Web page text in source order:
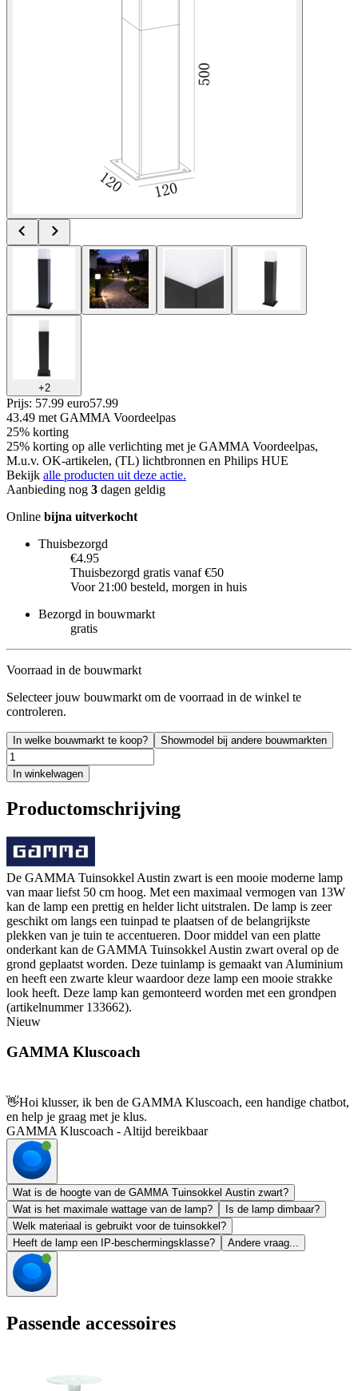
+2
Prijs: 57.99 euro57.99
43.49 met GAMMA Voordeelpas
25% korting
25% korting op alle verlichting met je GAMMA Voordeelpas,
M.u.v. OK-artikelen, (TL) lichtbronnen en Philips HUE
Bekijk alle producten uit deze actie.
Aanbieding nog 3 dagen geldig
Online bijna uitverkocht
Thuisbezorgd
€4.95
Thuisbezorgd gratis vanaf €50
Voor 21:00 besteld, morgen in huis
Bezorgd in bouwmarkt
gratis
Voorraad in de bouwmarkt
Selecteer jouw bouwmarkt om de voorraad in de winkel te
controleren.
In welke bouwmarkt te koop? Showmodel bij andere bouwmarkten
In winkelwagen
Productomschrijving
De GAMMA Tuinsokkel Austin zwart is een mooie moderne lamp
van maar liefst 50 cm hoog. Met een maximaal vermogen van 13W
kan de lamp een prettig en helder licht uitstralen. De lamp is zeer
geschikt om langs een tuinpad te plaatsen of de belangrijkste
plekken van je tuin te accentueren. Door middel van een platte
onderkant kan de GAMMA Tuinsokkel Austin zwart overal op de
grond geplaatst worden. Deze tuinlamp is gemaakt van Aluminium
en heeft een zwarte kleur waardoor deze lamp een mooie strakke
look heeft. Deze lamp kan gemonteerd worden met een grondpen
(artikelnummer 133662).
Nieuw
GAMMA Kluscoach
👋Hoi klusser, ik ben de GAMMA Kluscoach, een handige chatbot,
en help je graag met je klus.
GAMMA Kluscoach - Altijd bereikbaar
Wat is de hoogte van de GAMMA Tuinsokkel Austin zwart?
Wat is het maximale wattage van de lamp?
Is de lamp dimbaar?
Welk materiaal is gebruikt voor de tuinsokkel?
Heeft de lamp een IP-beschermingsklasse?
Andere vraag...
Passende accessoires